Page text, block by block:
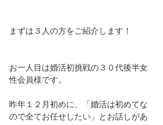
まずは３人の方をご紹介します！
お一人目は婚活初挑戦の３０代後半女
性会員様です。
昨年１２月初めに、「婚活は初めてな
ので全てお任せしたい」とお話しがあ